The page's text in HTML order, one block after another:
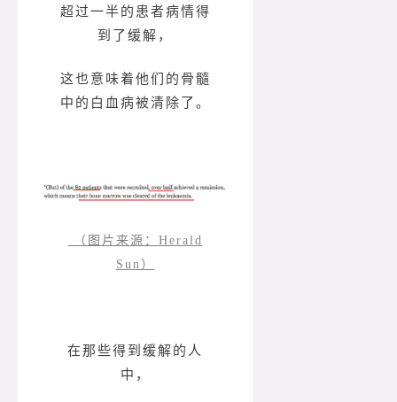
超过一半的患者病情得
到了缓解，
这也意味着他们的骨髓
中的白血病被清除了。
（图片来源：Herald
Sun）
在那些得到缓解的人
中，